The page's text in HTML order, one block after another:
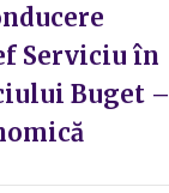
Serviciu în
Buget –